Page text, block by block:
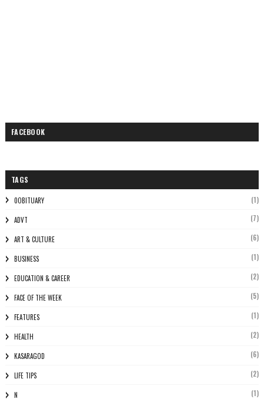
FACEBOOK
TAGS
0OBITUARY (1)
ADVT (7)
ART & CULTURE (6)
BUSINESS (1)
EDUCATION & CAREER (2)
FACE OF THE WEEK (5)
FEATURES (1)
HEALTH (2)
KASARAGOD (6)
LIFE TIPS (2)
N (1)